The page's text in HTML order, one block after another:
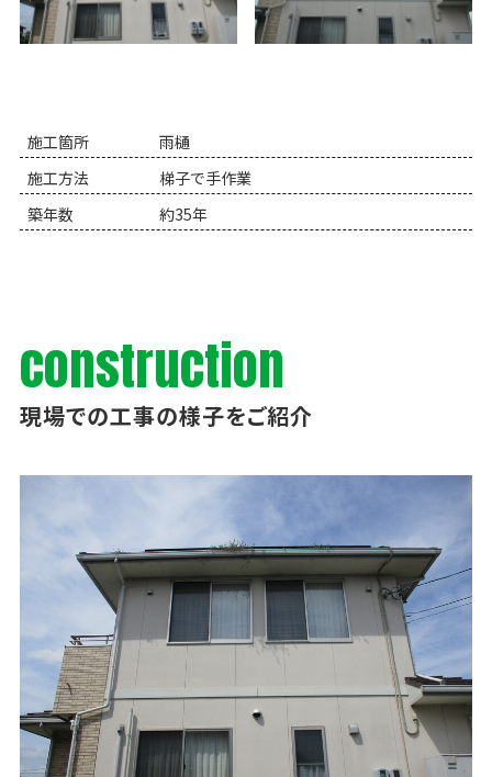
施工箇所
雨樋
施工方法
梯子で手作業
築年数
約35年
construction
現場での工事の様子をご紹介